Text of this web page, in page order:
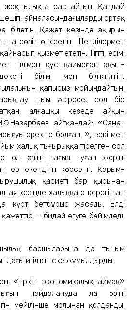
жоқшылықта саспайтын. Қандай
шешіп, айналасындағыларды ортақ
білетін. Қажет кезінде ақырын
сөзін өткізетін. Шенділермен
қызмет ететін. Тіпті, есімі
тілімен құс қайырған ақын-
білімі мен біліктілігін,
қапысыз мойындайтын.
шарықтау шыңы әсіресе, сол бір
атқан алғашқы кезеңде айқын
айтқандай: «Сана-
ерекше болған...», ескі мен
халық тығырыққа тірелген сол
ол өзінің нағыз туған жерінің
ер екендігін көрсетті. Қарым-
қасиеті бар қырынан
кезінде халыққа ең керегі нан
күрт бетбұрыс жасады. Елді
қажеттісі – бидай егуге бейімдеді.
басшыларына да тыным
игілікті іске жұмылдырды.
«Еркін экономикалық аймақ»
пайдалануда ла өзінің
мейілінше молынан қолданды.